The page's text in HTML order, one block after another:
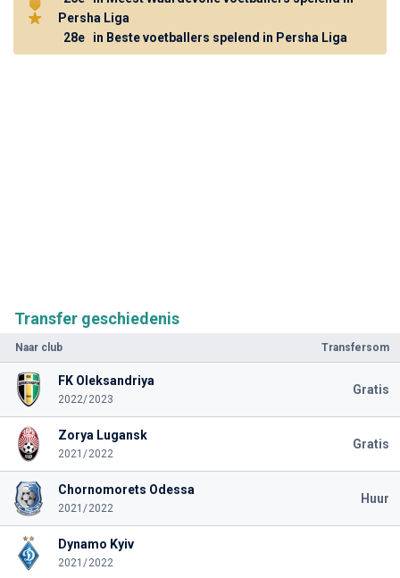
Transfer geschiedenis
Naar club Transfersom
FK Oleksandriya
2022/2023
Gratis
Zorya Lugansk
2021/2022
Gratis
Chornomorets Odessa
2021/2022
Huur
Dynamo Kyiv
2021/2022
Persha Liga
28e
in Beste voetballers spelend in Persha Liga